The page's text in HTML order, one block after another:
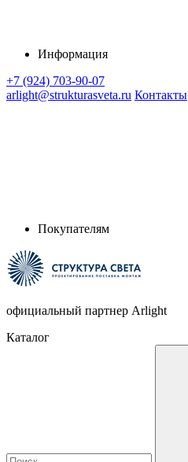
Информация
+7 (924) 703-90-07
arlight@strukturasveta.ru Контакты
Покупателям
официальный партнер Arlight
Каталог